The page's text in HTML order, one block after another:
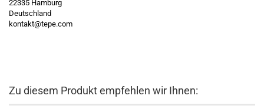
22335 Hamburg
Deutschland
kontakt@tepe.com
Zu diesem Produkt empfehlen wir Ihnen: